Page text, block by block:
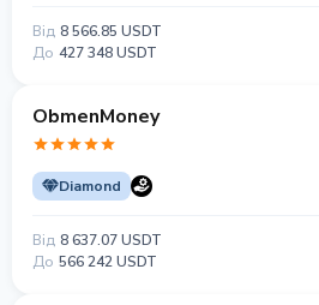
Від 8 566.85 USDT
До 427 348 USDT
ObmenMoney
Diamond
Від 8 637.07 USDT
До 566 242 USDT